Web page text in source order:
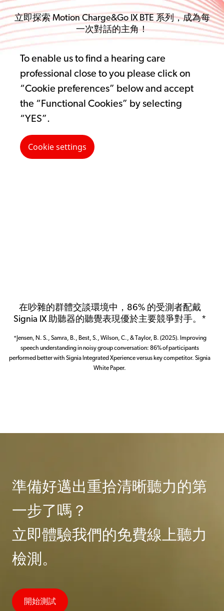
立即探索 Motion Charge&Go IX BTE 系列，成為每
一次對話的主角！
To enable us to find a hearing care
professional close to you please click on
“Cookie preferences” below and accept
the “Functional Cookies” by selecting
“YES”.
Cookie settings
在吵雜的群體交談環境中，86% 的受測者配戴
Signia IX 助聽器的聽覺表現優於主要競爭對手。*
*Jensen, N. S., Samra, B., Best, S., Wilson, C., & Taylor, B. (2025). Improving
speech understanding in noisy group conversation: 86% of participants
performed better with Signia Integrated Xperience versus key competitor. Signia
White Paper.
準備好邁出重拾清晰聽力的第
一步了嗎？
立即體驗我們的免費線上聽力
檢測。
開始測試